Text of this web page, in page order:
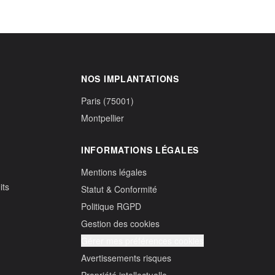
NOS IMPLANTATIONS
Paris (75001)
Montpellier
INFORMATIONS LÉGALES
Mentions légales
Statut & Conformité
Politique RGPD
Gestion des cookies
Avertissements risques